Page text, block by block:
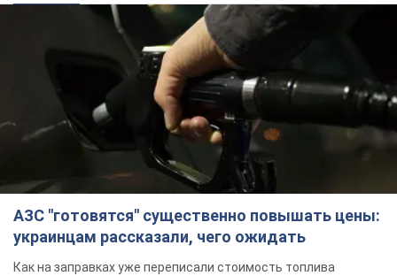
АЗС "готовятся" существенно повышать цены:
украинцам рассказали, чего ожидать
Как на заправках уже переписали стоимость топлива